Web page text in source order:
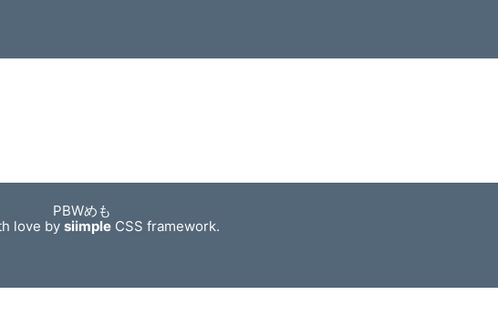
PBWめも
love bysiimple CSS framework.